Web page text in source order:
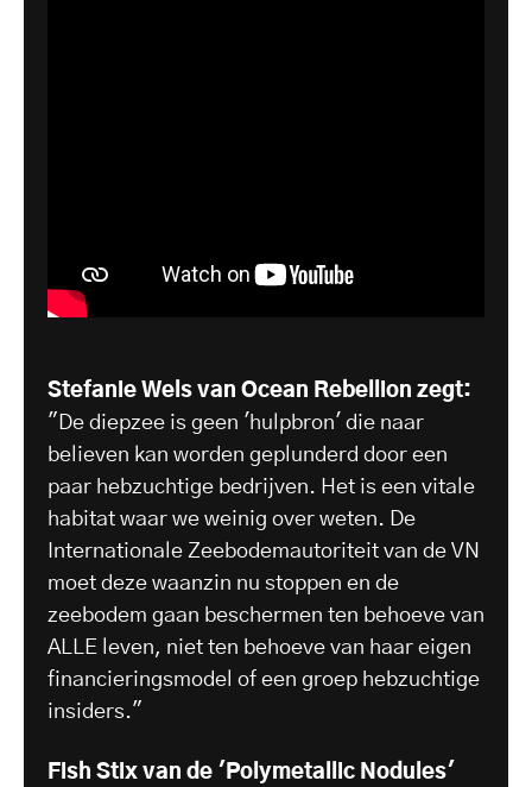
Stefanie Wels van Ocean Rebellion zegt:
"De diepzee is geen 'hulpbron' die naar
believen kan worden geplunderd door een
paar hebzuchtige bedrijven. Het is een vitale
habitat waar we weinig over weten. De
Internationale Zeebodemautoriteit van de VN
moet deze waanzin nu stoppen en de
zeebodem gaan beschermen ten behoeve van
ALLE leven, niet ten behoeve van haar eigen
financieringsmodel of een groep hebzuchtige
insiders."
Fish Stix van de 'Polymetallic Nodules'